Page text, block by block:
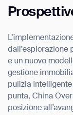
dall’esplorazione
e un nuovo
gestione
pulizia
punta, China
posizione